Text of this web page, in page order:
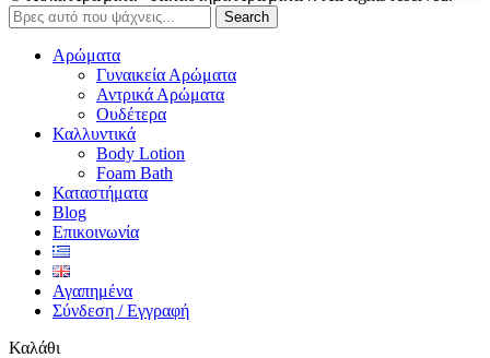
Search
Αρώματα
Γυναικεία Αρώματα
Αντρικά Αρώματα
Ουδέτερα
Καλλυντικά
Body Lotion
Foam Bath
Καταστήματα
Blog
Επικοινωνία
Αγαπημένα
Σύνδεση / Εγγραφή
Καλάθι